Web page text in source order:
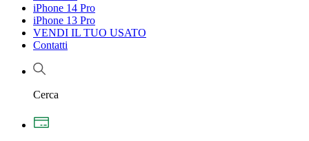
iPhone 14 Pro
iPhone 13 Pro
VENDI IL TUO USATO
Contatti
Cerca